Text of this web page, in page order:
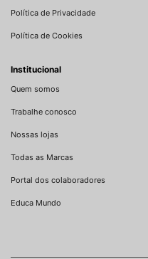
Política de Privacidade
Política de Cookies
Institucional
Quem somos
Trabalhe conosco
Nossas lojas
Todas as Marcas
Portal dos colaboradores
Educa Mundo